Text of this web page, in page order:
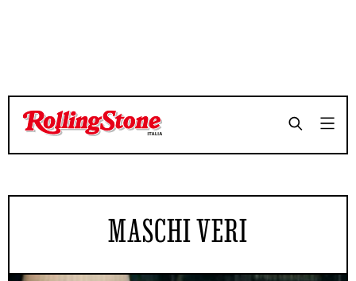
MASCHI VERI